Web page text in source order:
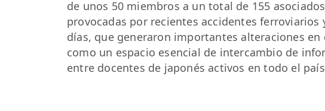
de unos 50 miembros a un total de 155
provocadas por recientes accidentes
días, que generaron importantes alteraciones
como un espacio esencial de intercambio de
entre docentes de japonés activos en todo el